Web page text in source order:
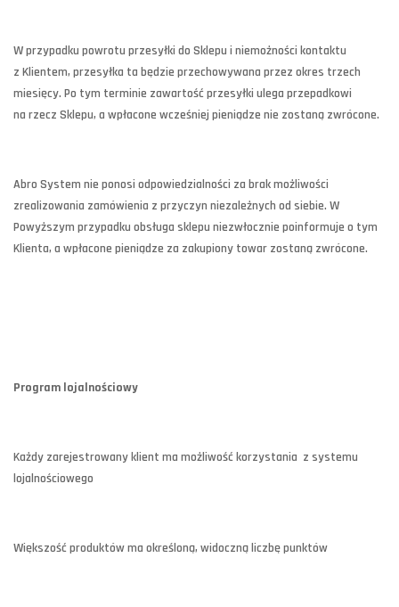
W przypadku powrotu przesyłki do Sklepu i niemożności kontaktu
z Klientem, przesyłka ta będzie przechowywana przez okres trzech
miesięcy. Po tym terminie zawartość przesyłki ulega przepadkowi
na rzecz Sklepu, a wpłacone wcześniej pieniądze nie zostaną zwrócone.
Abro System nie ponosi odpowiedzialności za brak możliwości
zrealizowania zamówienia z przyczyn niezależnych od siebie. W
Powyższym przypadku obsługa sklepu niezwłocznie poinformuje o tym
Klienta, a wpłacone pieniądze za zakupiony towar zostaną zwrócone.
Program lojalnościowy
Każdy zarejestrowany klient ma możliwość korzystania z systemu
lojalnościowego
Większość produktów ma określoną, widoczną liczbę punktów